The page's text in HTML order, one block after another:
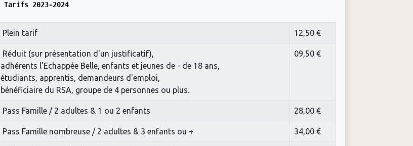
Tarifs 2023-2024
Plein tarif 12,50 €
Réduit (sur présentation d'un justificatif),
adhérents l'Echappée Belle, enfants et jeunes de - de 18 ans,
étudiants, apprentis, demandeurs d'emploi,
bénéficiaire du RSA, groupe de 4 personnes ou plus.
09,50 €
Pass Famille / 2 adultes & 1 ou 2 enfants 28,00 €
Pass Famille nombreuse / 2 adultes & 3 enfants ou + 34,00 €